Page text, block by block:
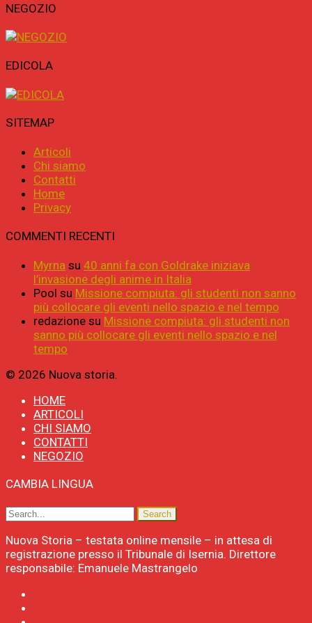
NEGOZIO
EDICOLA
SITEMAP
Articoli
Chi siamo
Contatti
Home
Privacy
COMMENTI RECENTI
Myrna su 40 anni fa con Goldrake iniziava
l’invasione degli anime in Italia
Pool su Missione compiuta: gli studenti non sanno
più collocare gli eventi nello spazio e nel tempo
redazione su Missione compiuta: gli studenti non
sanno più collocare gli eventi nello spazio e nel
tempo
© 2026 Nuova storia.
HOME
ARTICOLI
CHI SIAMO
CONTATTI
NEGOZIO
CAMBIA LINGUA
Nuova Storia – testata online mensile – in attesa di
registrazione presso il Tribunale di Isernia. Direttore
responsabile: Emanuele Mastrangelo